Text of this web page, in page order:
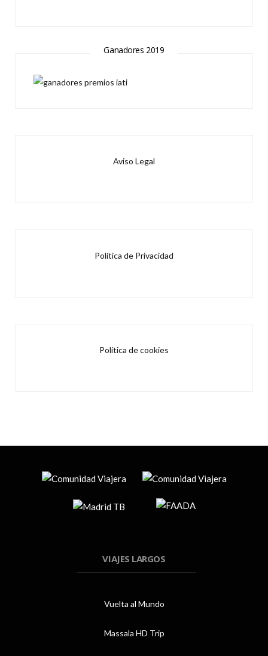
Ganadores 2019
Aviso Legal
Política de Privacidad
Política de cookies
VIAJES LARGOS
Vuelta al Mundo
Massala HD Trip